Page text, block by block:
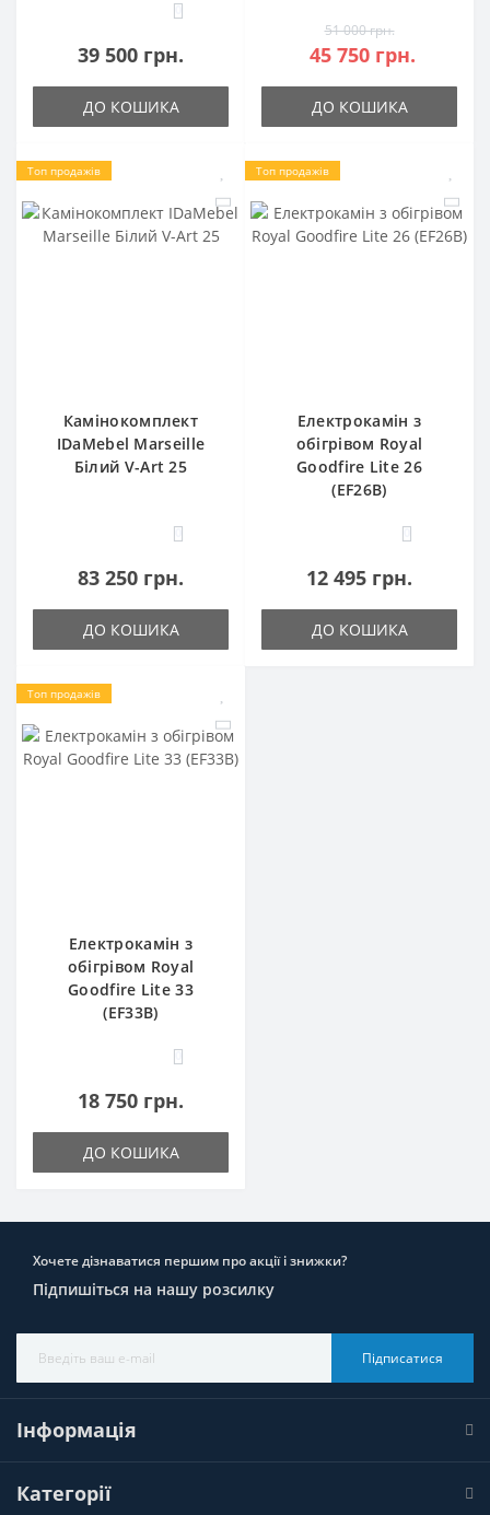
0
39 500 грн.
ДО КОШИКА
51 000 грн.
45 750 грн.
ДО КОШИКА
Топ продажів
Камінокомплект
IDaMebel Marseille
Білий V-Art 25
0
83 250 грн.
ДО КОШИКА
Топ продажів
Електрокамін з
обігрівом Royal
Goodfire Lite 26
(EF26B)
0
12 495 грн.
ДО КОШИКА
Топ продажів
Електрокамін з
обігрівом Royal
Goodfire Lite 33
(EF33B)
0
18 750 грн.
ДО КОШИКА
Хочете дізнаватися першим про акції і знижки?
Підпишіться на нашу розсилку
Підписатися
Інформація
Категорії